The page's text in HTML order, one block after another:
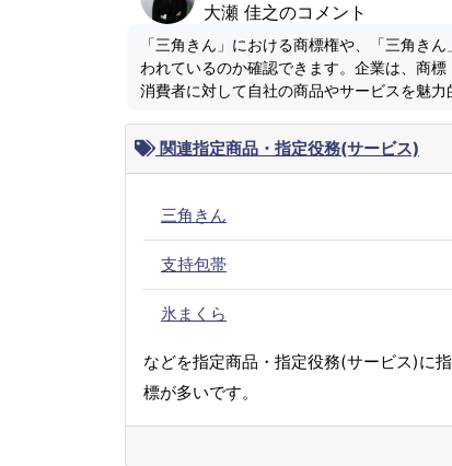
大瀬 佳之のコメント
「三角きん」における商標権や、「三角き
われているのか確認できます。企業は、商
消費者に対して自社の商品やサービスを魅
関連指定商品・指定役務(サービス)
三角きん
支持包帯
氷まくら
などを指定商品・指定役務(サービス)に
標が多いです。